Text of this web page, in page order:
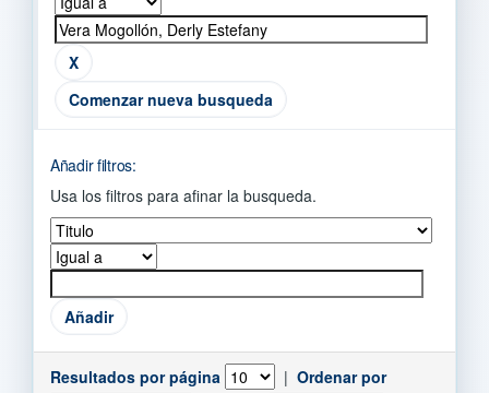
Comenzar nueva busqueda
Añadir filtros:
Usa los filtros para afinar la busqueda.
Resultados por página | Ordenar por